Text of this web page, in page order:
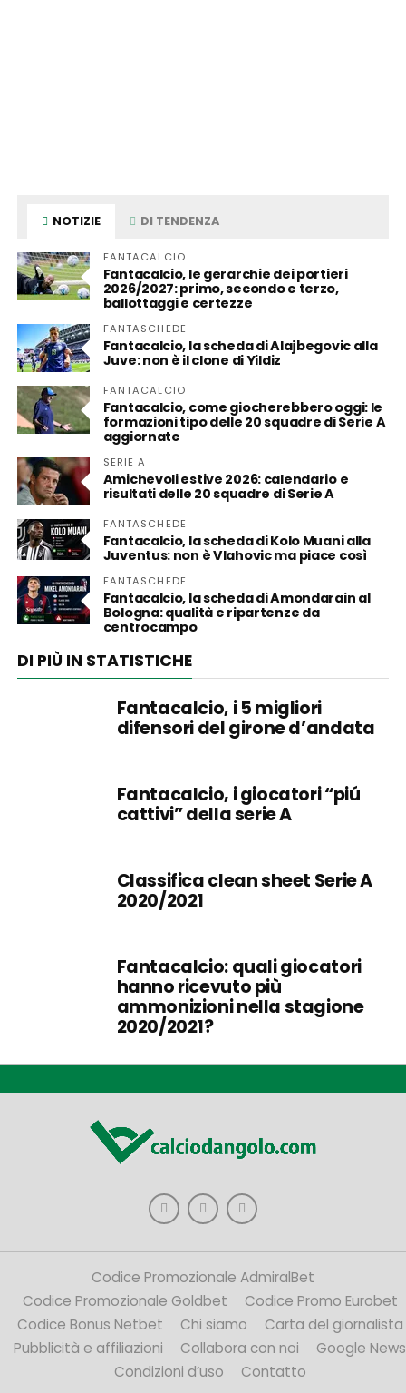
NOTIZIE DI TENDENZA
FANTACALCIO
Fantacalcio, le gerarchie dei portieri
2026/2027: primo, secondo e terzo,
ballottaggi e certezze
FANTASCHEDE
Fantacalcio, la scheda di Alajbegovic alla
Juve: non è il clone di Yildiz
FANTACALCIO
Fantacalcio, come giocherebbero oggi: le
formazioni tipo delle 20 squadre di Serie A
aggiornate
SERIE A
Amichevoli estive 2026: calendario e
risultati delle 20 squadre di Serie A
FANTASCHEDE
Fantacalcio, la scheda di Kolo Muani alla
Juventus: non è Vlahovic ma piace così
FANTASCHEDE
Fantacalcio, la scheda di Amondarain al
Bologna: qualità e ripartenze da
centrocampo
DI PIÙ IN STATISTICHE
Fantacalcio, i 5 migliori
difensori del girone d’andata
Fantacalcio, i giocatori “piú
cattivi” della serie A
Classifica clean sheet Serie A
2020/2021
Fantacalcio: quali giocatori
hanno ricevuto più
ammonizioni nella stagione
2020/2021?
Codice Promozionale AdmiralBet
Codice Promozionale Goldbet
Codice Promo Eurobet
Codice Bonus Netbet
Chi siamo
Carta del giornalista
Pubblicità e affiliazioni
Collabora con noi
Google News
Condizioni d’uso
Contatto